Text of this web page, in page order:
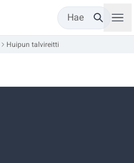
Hae
Huipun talvireitti